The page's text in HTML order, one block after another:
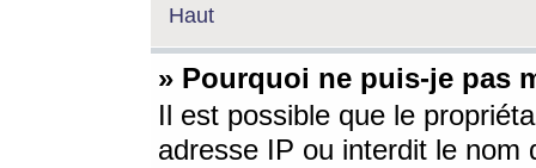
Haut
» Pourquoi ne puis-je pas
Il est possible que le
adresse IP ou interdit le nom